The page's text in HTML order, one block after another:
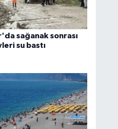
sağanak sonrası
su bastı